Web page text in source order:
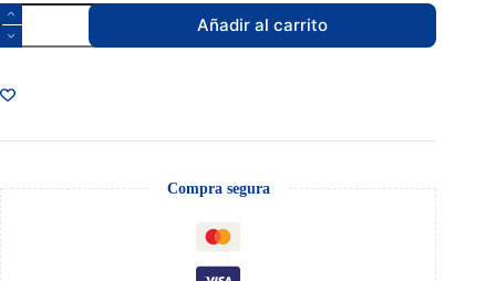
Blanqueador
Ropa
Color
Añadir al carrito
Compra segura